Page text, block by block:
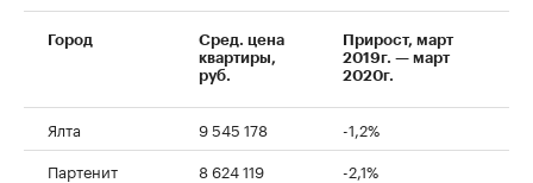
Город
Сред. цена
квартиры,
руб.
Прирост, март
2019г. — март
2020г.
Ялта 9 545 178
-1,2%
Партенит
8 624 119
-2,1%